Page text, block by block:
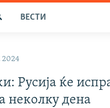
ВЕСТИ
2024
Русија ќе
неколку дена